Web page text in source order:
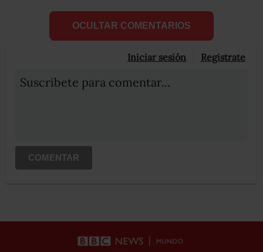
OCULTAR COMENTARIOS
Iniciar sesión Registrate
Suscribete para comentar...
COMENTAR